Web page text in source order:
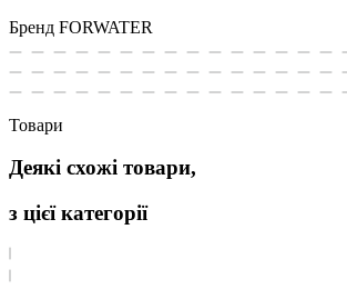
Бренд FORWATER
Товари
Деякі схожі товари,
з цієї категорії